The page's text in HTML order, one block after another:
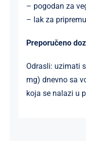
– pogodan za
– lak za
Preporučeno
Odrasli: uzimati
mg) dnevno sa
koja se nalazi u